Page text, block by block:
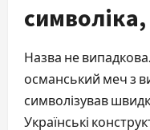
символіка,
Назва не
османський меч з
символізував
Українські